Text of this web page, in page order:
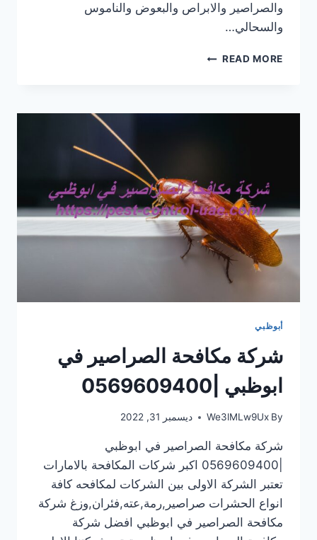
والصراصير والابراص والبعوض والناموس
والسحالي…
READ MOREشركة
|0569609400|
أبوظبي
شركة مكافحة الصراصير في
ابوظبي |0569609400
By
We3lMLw9Ux ديسمبر 31, 2022
شركة مكافحة الصراصير في ابوظبي
|0569609400 اكبر شركات المكافحة بالامارات
تعتبر الشركة الاولى بين الشركات لمكافحه كافة
انواع الحشرات صراصير,رمة,عته,فئران,وزغ شركة
مكافحة الصراصير في ابوظبي افضل شركة